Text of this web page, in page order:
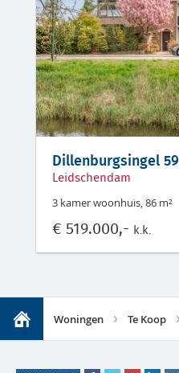
Dillenburgsingel 59
Leidschendam
3 kamer woonhuis, 86 m²
€ 519.000,- k.k.
Woningen Te Koop